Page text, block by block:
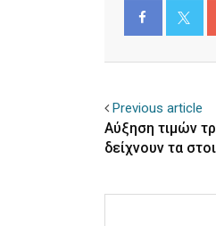
Previous article
Αύξηση τιμών
δείχνουν τα